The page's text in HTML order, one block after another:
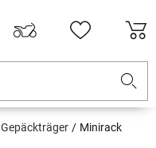
Gepäckträger Minirack